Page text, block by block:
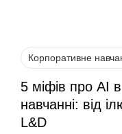
Корпоративне
5 міфів про AI
навчанні: від
L&D